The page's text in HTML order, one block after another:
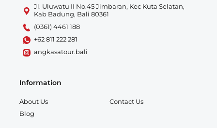
Jl. Uluwatu II No.45 Jimbaran, Kec Kuta Selatan,
Kab Badung, Bali 80361
(0361) 4461 188
+62 811 222 281
angkasatour.bali
Information
About Us
Contact Us
Blog